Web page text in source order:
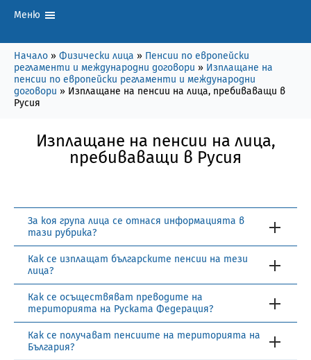
Меню
Начало » Физически лица » Пенсии по европейски
регламенти и международни договори » Изплащане на
пенсии по европейски регламенти и международни
договори » Изплащане на пенсии на лица, пребиваващи в
Русия
Изплащане на пенсии на лица,
пребиваващи в Русия
За коя група лица се отнася информацията в
тази рубрика?
Как се изплащат българските пенсии на тези
лица?
Как се осъществяват преводите на
територията на Руската Федерация?
Как се получават пенсиите на територията на
България?